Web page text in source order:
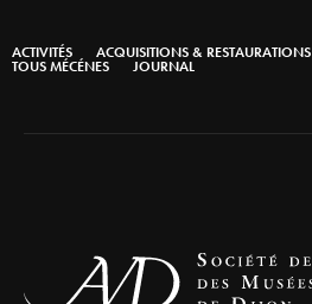
ACTIVITÉS ACQUISITIONS & RESTAURATIONS
TOUS MÉCÉNES JOURNAL